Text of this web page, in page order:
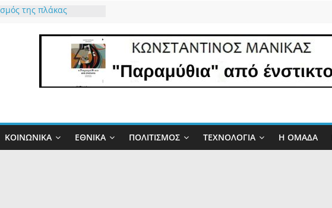
της πλάκας
νομοσχέδιο για τα
τους πολίτες
το δημόσιο
ΚΟΙΝΩΝΙΚΆ ΕΘΝΙΚΆ ΠΟΛΙΤΙΣΜΌΣ ΤΕΧΝΟΛΟΓΊΑ Η ΟΜΑΔΑ